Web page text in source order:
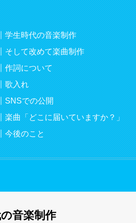
学生時代の音楽制作
そして改めて楽曲制作
作詞について
歌入れ
SNSでの公開
楽曲「どこに届いていますか？」
今後のこと
音楽制作